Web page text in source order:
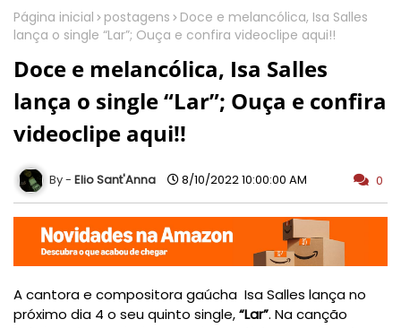
Página inicial postagens
Doce e melancólica, Isa Salles
lança o single “Lar”; Ouça e confira videoclipe aqui!!
Doce e melancólica, Isa Salles
lança o single “Lar”; Ouça e confira
videoclipe aqui!!
Elio Sant'Anna 8/10/2022 10:00:00 AM 0
A cantora e compositora gaúcha  Isa Salles lança no
próximo dia 4 o seu quinto single, “Lar”. Na canção